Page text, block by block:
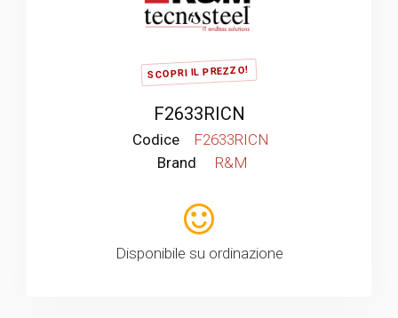
SCOPRI IL PREZZO!
F2633RICN
Codice
F2633RICN
Brand
R&M
Disponibile su ordinazione